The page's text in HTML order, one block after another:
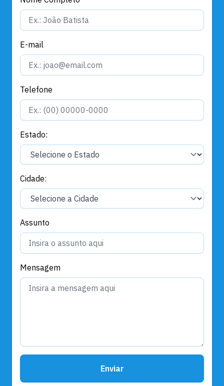
E-mail
Telefone
Estado:
Cidade:
Assunto
Mensagem
Enviar